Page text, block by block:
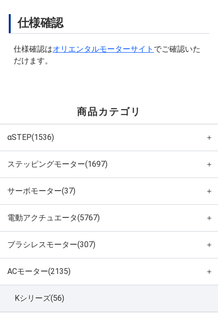
仕様確認
仕様確認はオリエンタルモーターサイト でご確認いた
だけます。
商品カテゴリ
αSTEP(1536) ＋
ステッピングモーター(1697) ＋
サーボモーター(37) ＋
電動アクチュエータ(5767) ＋
ブラシレスモーター(307) ＋
ACモーター(2135) ＋
Kシリーズ(56)